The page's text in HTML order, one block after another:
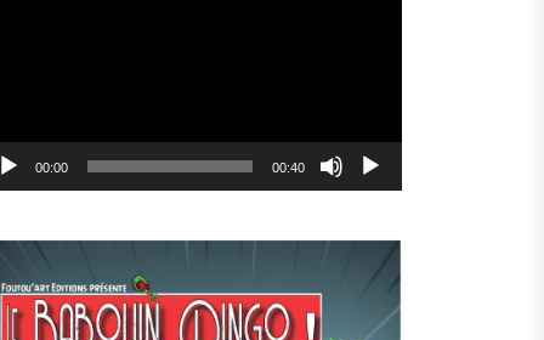
00:00 00:40